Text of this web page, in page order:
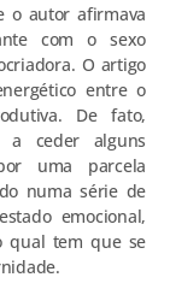
o autor afirmava
com o sexo
O artigo
entre o
De fato,
a ceder alguns
uma parcela
numa série de
emocional,
qual tem que se